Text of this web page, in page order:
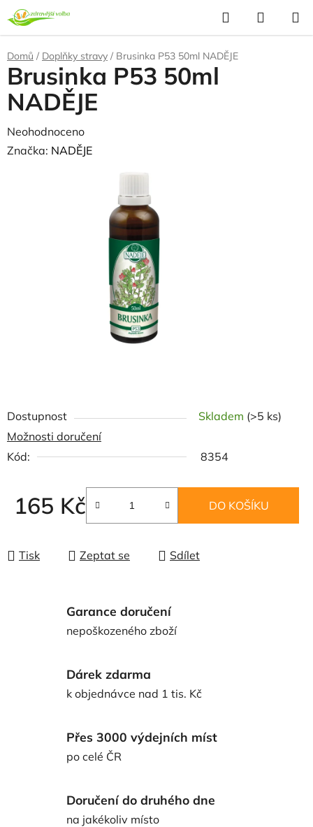
Přejít
na
obsah
Hledat
KOŠÍK
Domů / Doplňky stravy / Brusinka P53 50ml NADĚJE
Dostupnost Skladem (>5 ks)
Možnosti doručení
Kód:
8354
165 Kč DO KOŠÍKU
Tisk Zeptat se Sdílet
Brusinka P53 50ml
NADĚJE
Průměrné
hodnocení
Neohodnoceno
Značka: NADĚJE
Garance doručení
nepoškozeného zboží
Dárek zdarma
k objednávce nad 1 tis. Kč
Přes 3000 výdejních míst
po celé ČR
Doručení do druhého dne
na jakékoliv místo